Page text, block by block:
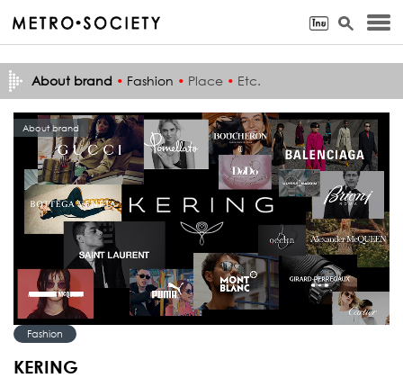
About brand • Fashion • Place • Etc.
About brand
Fashion
KERING